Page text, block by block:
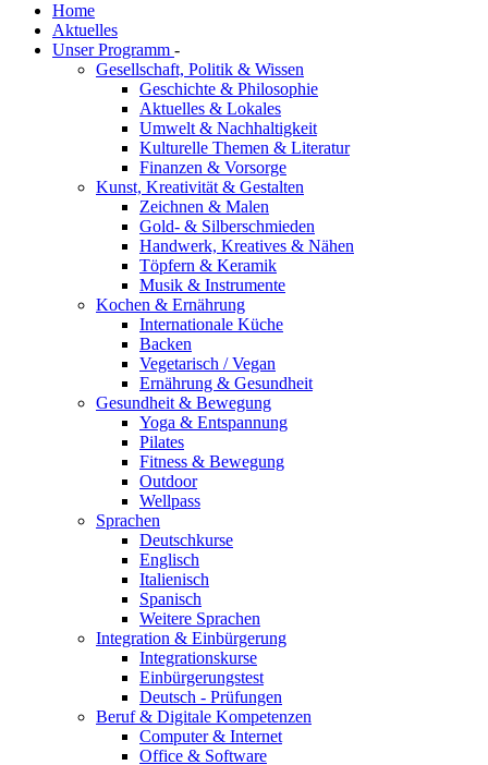
Home
Aktuelles
Unser Programm -
Gesellschaft, Politik & Wissen
Geschichte & Philosophie
Aktuelles & Lokales
Umwelt & Nachhaltigkeit
Kulturelle Themen & Literatur
Finanzen & Vorsorge
Kunst, Kreativität & Gestalten
Zeichnen & Malen
Gold- & Silberschmieden
Handwerk, Kreatives & Nähen
Töpfern & Keramik
Musik & Instrumente
Kochen & Ernährung
Internationale Küche
Backen
Vegetarisch / Vegan
Ernährung & Gesundheit
Gesundheit & Bewegung
Yoga & Entspannung
Pilates
Fitness & Bewegung
Outdoor
Wellpass
Sprachen
Deutschkurse
Englisch
Italienisch
Spanisch
Weitere Sprachen
Integration & Einbürgerung
Integrationskurse
Einbürgerungstest
Deutsch - Prüfungen
Beruf & Digitale Kompetenzen
Computer & Internet
Office & Software